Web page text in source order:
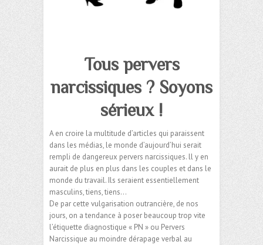
Tous pervers
narcissiques ? Soyons
sérieux !
A en croire la multitude d’articles qui paraissent
dans les médias, le monde d’aujourd’hui serait
rempli de dangereux pervers narcissiques. ll y en
aurait de plus en plus dans les couples et dans le
monde du travail. Ils seraient essentiellement
masculins, tiens, tiens…
De par cette vulgarisation outrancière, de nos
jours, on a tendance à poser beaucoup trop vite
l’étiquette diagnostique « PN » ou Pervers
Narcissique au moindre dérapage verbal au